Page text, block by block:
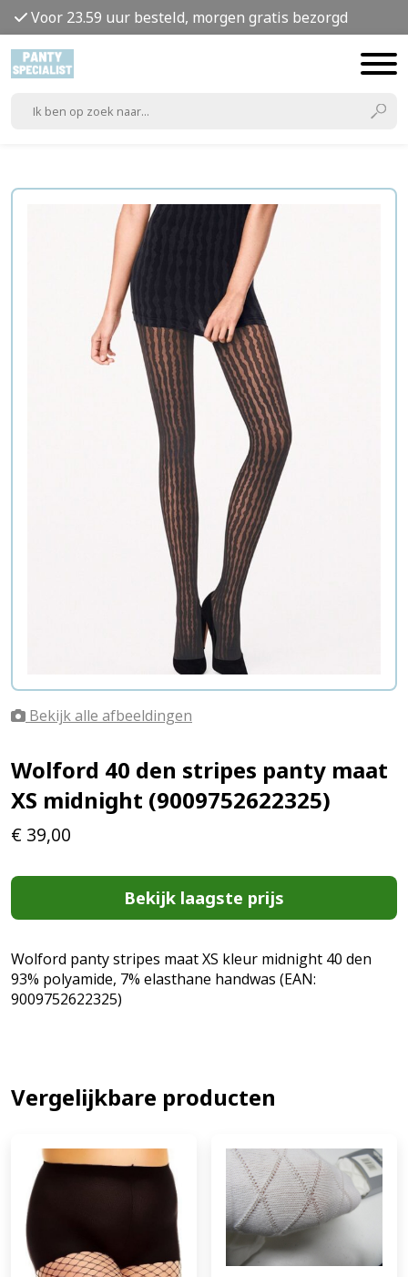
Voor 23.59 uur besteld, morgen gratis bezorgd
Bekijk alle afbeeldingen
Wolford 40 den stripes panty maat
XS midnight (9009752622325)
€ 39,00
Bekijk laagste prijs
Wolford panty stripes maat XS kleur midnight 40 den
93% polyamide, 7% elasthane handwas (EAN:
9009752622325)
Vergelijkbare producten